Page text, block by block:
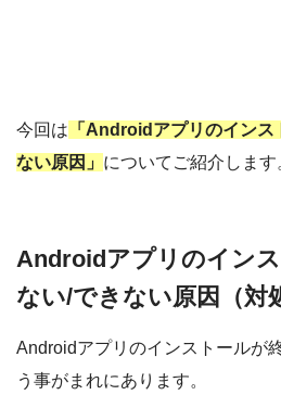
今回は 「Androidアプリのイン
ない原因」 についてご紹介します
Androidアプリのイン
ない/できない原因（対
Androidアプリのインストールが
う事がまれにあります。